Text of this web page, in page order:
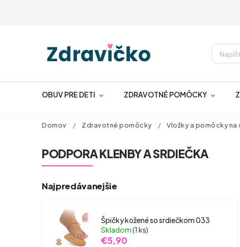
OBUV PRE DETI ZDRAVOTNÉ POMÔCKY
Domov / Zdravotné pomôcky / Vložky a pomôcky
PODPORA KLENBY A SRDIEČKA
Najpredávanejšie
Špičky kožené so srdiečkom 033
Skladom(1 ks)
€5,90